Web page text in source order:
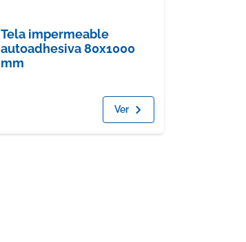
Tela impermeable
autoadhesiva 80x1000
mm
Ver